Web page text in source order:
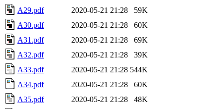
A29.pdf
2020-05-21 21:28
59K
A30.pdf
2020-05-21 21:28
60K
A31.pdf
2020-05-21 21:28
69K
A32.pdf
2020-05-21 21:28
39K
A33.pdf
2020-05-21 21:28 544K
A34.pdf
2020-05-21 21:28
60K
A35.pdf
2020-05-21 21:28
48K